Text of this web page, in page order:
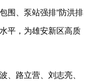
围、泵站强排”防洪排
平，为雄安新区高质
路立营、刘志亮、